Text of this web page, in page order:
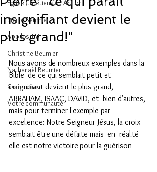
Eglise Chrétiens en Action
Pierre Beumier
Apollos TV
Christine Beumier
Nathanaël Beumier
Commencer
Votre communauté
insignifiant devient le
plus grand!"
Nous avons de nombreux exemples dans la
Bible  de ce qui semblait petit et
insignifiant devient le plus grand,
ABRAHAM, ISAAC, DAVID, et  bien d'autres,
mais pour terminer l'exemple par
excellence: Notre Seigneur Jésus, la croix
semblait être une défaite mais  en  réalité
elle est notre victoire pour la guérison